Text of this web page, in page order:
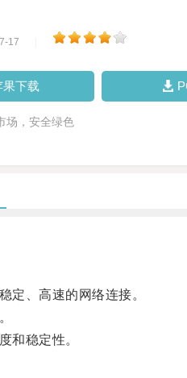
17
果下载
场，安全绿色
、高速的网络连接。
和稳定性。